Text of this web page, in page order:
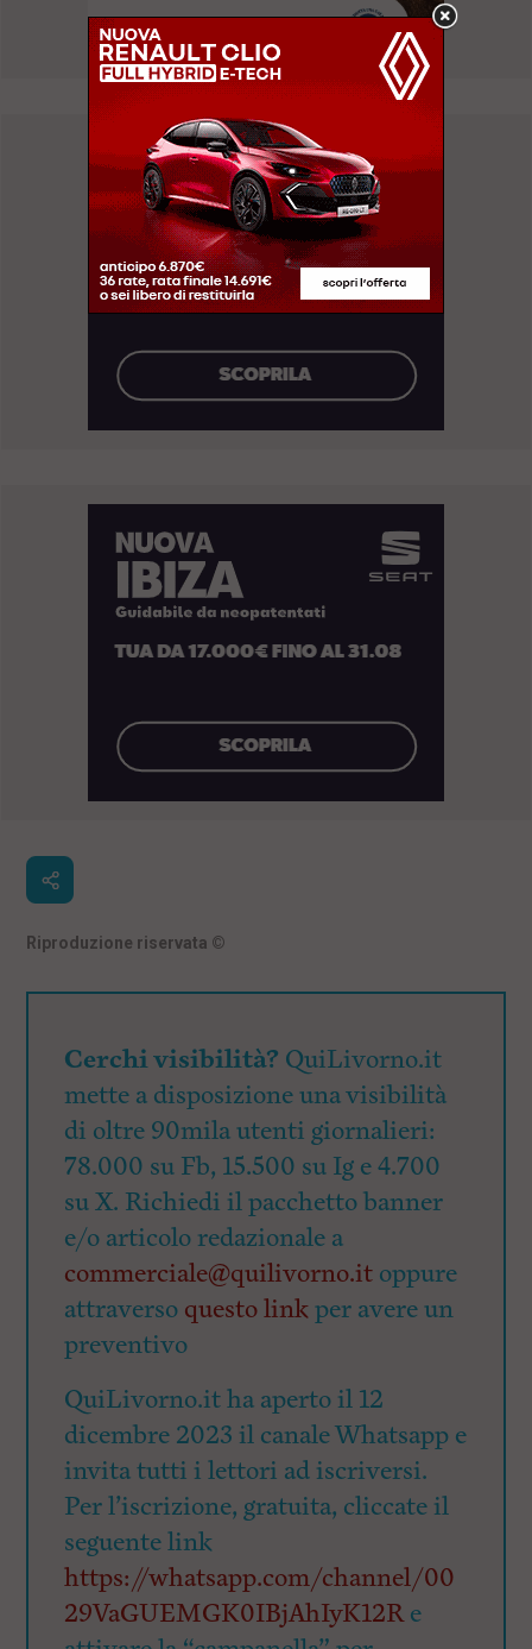
Riproduzione riservata ©
Cerchi visibilità? QuiLivorno.it
mette a disposizione una visibilità
di oltre 90mila utenti giornalieri:
78.000 su Fb, 15.500 su Ig e 4.700
su X. Richiedi il pacchetto banner
e/o articolo redazionale a
commerciale@quilivorno.it oppure
attraverso questo linkper avere un
preventivo
QuiLivorno.it ha aperto il 12
dicembre 2023 il canale Whatsapp e
invita tutti i lettori ad iscriversi.
Per l’iscrizione, gratuita, cliccate il
seguente link
https://whatsapp.com/channel/00
29VaGUEMGK0IBjAhIyK12Re